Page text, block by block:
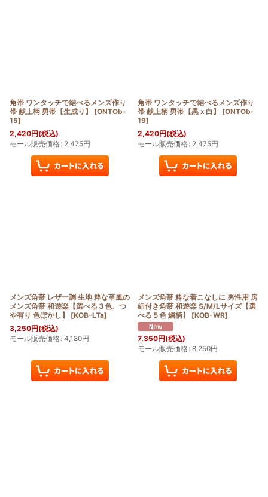
角帯 ワンタッチで結べるメンズ作り
帯 献上柄 男帯【生成り】
[ONTOb-
15]
2,420円(税込)
モール販売価格: 2,475円
角帯 ワンタッチで結べるメンズ作り
帯 献上柄 男帯【黒ｘ白】
[ONTOb-
19]
2,420円(税込)
モール販売価格: 2,475円
メンズ角帯 レザー調 生地 粋な革風の
メンズ角帯 和遊楽【選べる３色、つ
や有り 色ぼかし】
[KOB-LTa]
3,250円(税込)
モール販売価格: 4,180円
メンズ角帯 粋な着こなしに 男性用 房
紐付き角帯 和遊楽 S/M/Lサイズ【選
べる５色 鱗柄】
[KOB-WR]
7,350円(税込)
モール販売価格: 8,250円